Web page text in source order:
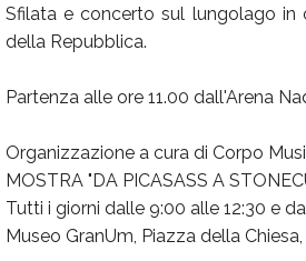
Sfilata e concerto sul lungolago in
della Repubblica.
Partenza alle ore 11.00 dall'Arena
Organizzazione a cura di Corpo
MOSTRA "DA PICASASS A
Tutti i giorni dalle 9:00 alle 12:30 e
Museo GranUm, Piazza della Chiesa,